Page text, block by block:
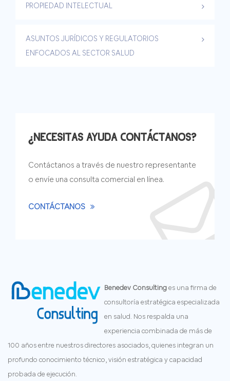
PROPIEDAD INTELECTUAL
ASUNTOS JURÍDICOS Y REGULATORIOS
ENFOCADOS AL SECTOR SALUD
¿NECESITAS AYUDA CONTÁCTANOS?
Contáctanos a través de nuestro representante
o envíe una consulta comercial en línea.
CONTÁCTANOS
Benedev Consulting es una firma de
consultoría estratégica especializada
en salud. Nos respalda una
experiencia combinada de más de
100 años entre nuestros directores asociados, quienes integran un
profundo conocimiento técnico, visión estratégica y capacidad
probada de ejecución.